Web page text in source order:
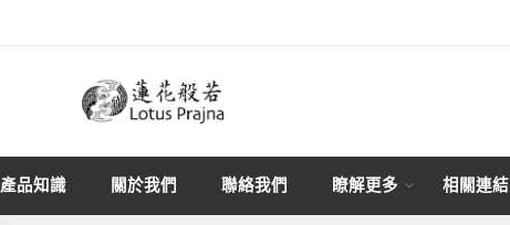
產品知識 關於我們 聯絡我們 瞭解更多 相關連結